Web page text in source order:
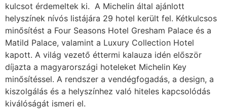
kulcsot érdemeltek ki. A Michelin által ajánlott
helyszínek nívós listájára 29 hotel került fel. Kétkulcsos
minősítést a Four Seasons Hotel Gresham Palace és a
Matild Palace, valamint a Luxury Collection Hotel
kapott. A világ vezető éttermi kalauza idén először
díjazta a magyarországi hoteleket Michelin Key
minősítéssel. A rendszer a vendégfogadás, a design, a
kiszolgálás és a helyszínhez való hiteles kapcsolódás
kiválóságát ismeri el.